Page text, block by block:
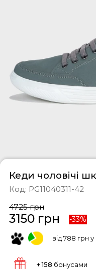
костюми
Кеди чоловічі
Код: PG11040311-42
4725 грн
3150 грн -33%
від 788 грн у
+ 158 бонусами